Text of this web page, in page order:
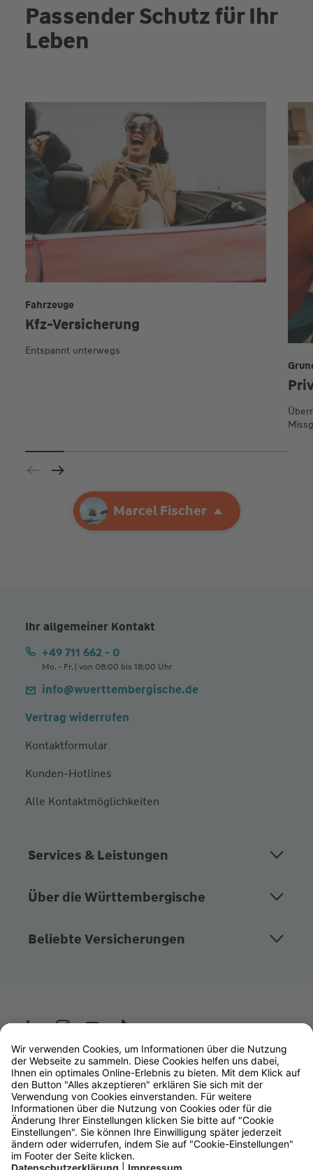
Ihre AgenturMarcel Fischer
Marcel Fischer
Passender Schutz für Ihr
Leben
Kfz-Versicherung
Fahrzeuge
Entspannt unterwegs
Ihr allgemeiner Kontakt
+49 711 662 - 0
Mo. - Fr. | von 08:00 bis 18:00 Uhr
info@wuerttembergische.de
Vertrag widerrufen
Kontaktformular
Kunden-Hotlines
Alle Kontaktmöglichkeiten
Services & Leistungen
Über die Württembergische
Beliebte Versicherungen
Wüstenrot
W&W Gruppe
OLB Bank
Makler
Impressum
Datenschutz